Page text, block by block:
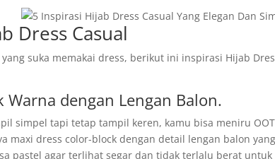
Dress Casual
suka memakai dress, berikut ini inspirasi Hijab
Warna dengan Lengan Balon.
simpel tapi tetap tampil keren, kamu bisa meniru
maxi dress color-block dengan detail lengan balon
pastel agar terlihat segar dan tidak terlalu berat